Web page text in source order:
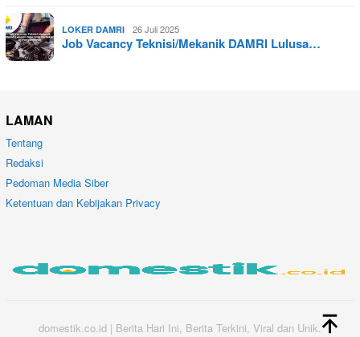
LOKER DAMRI 26 Juli 2025
Job Vacancy Teknisi/Mekanik DAMRI Lulusa…
LAMAN
Tentang
Redaksi
Pedoman Media Siber
Ketentuan dan Kebijakan Privacy
domestik.co.id | Berita Hari Ini, Berita Terkini, Viral dan Unik.